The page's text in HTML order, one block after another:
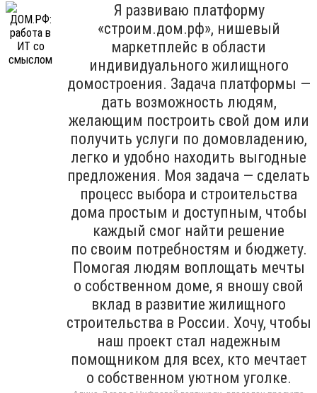
Я развиваю платформу
«строим.дом.рф», нишевый
маркетплейс в области
индивидуального жилищного
домостроения. Задача платформы —
дать возможность людям,
желающим построить свой дом или
получить услуги по домовладению,
легко и удобно находить выгодные
предложения. Моя задача — сделать
процесс выбора и строительства
дома простым и доступным, чтобы
каждый смог найти решение
по своим потребностям и бюджету.
Помогая людям воплощать мечты
о собственном доме, я вношу свой
вклад в развитие жилищного
строительства в России. Хочу, чтобы
наш проект стал надежным
помощником для всех, кто мечтает
о собственном уютном уголке.